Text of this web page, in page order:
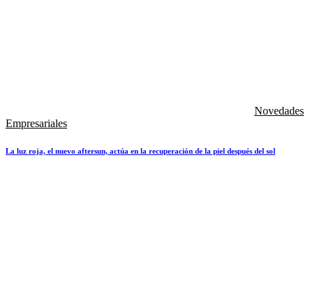
Novedades
Empresariales
La luz roja, el nuevo aftersun, actúa en la recuperación de la piel después del sol